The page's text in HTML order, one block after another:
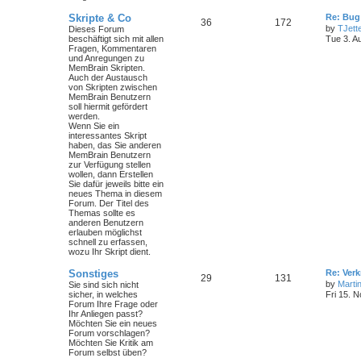
Skripte & Co
Dieses Forum
beschäftigt sich mit allen
Fragen, Kommentaren
und Anregungen zu
MemBrain Skripten.
Auch der Austausch
von Skripten zwischen
MemBrain Benutzern
soll hiermit gefördert
werden.
Wenn Sie ein
interessantes Skript
haben, das Sie anderen
MemBrain Benutzern
zur Verfügung stellen
wollen, dann Erstellen
Sie dafür jeweils bitte ein
neues Thema in diesem
Forum. Der Titel des
Themas sollte es
anderen Benutzern
erlauben möglichst
schnell zu erfassen,
wozu Ihr Skript dient.
36 172
Re:
by
Tue 3.
Sonstiges
Sie sind sich nicht
sicher, in welches
Forum Ihre Frage oder
Ihr Anliegen passt?
Möchten Sie ein neues
Forum vorschlagen?
Möchten Sie Kritik am
Forum selbst üben?
29 131
Re:
by
Fri 15.